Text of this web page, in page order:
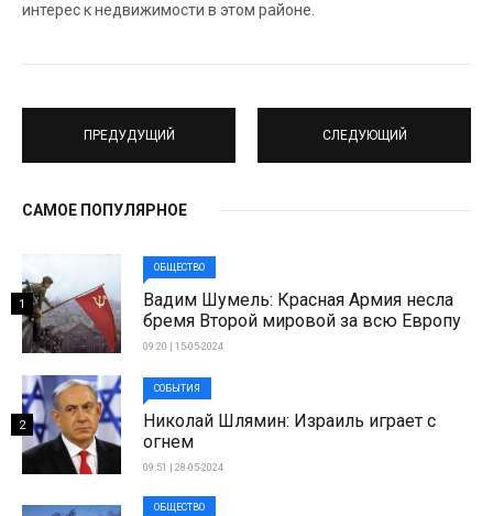
интерес к недвижимости в этом районе.
ПРЕДУДУЩИЙ СЛЕДУЮЩИЙ
САМОЕ ПОПУЛЯРНОЕ
ОБЩЕСТВО
Вадим Шумель: Красная Армия несла
бремя Второй мировой за всю Европу
09:20 | 15-05-2024
1
СОБЫТИЯ
Николай Шлямин: Израиль играет с
огнем
09:51 | 28-05-2024
2
ОБЩЕСТВО